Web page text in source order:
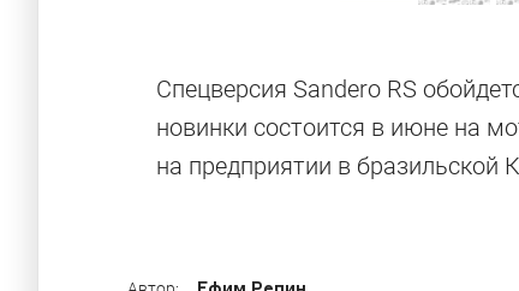
Спецверсия Sandero RS
новинки состоится в июне на
на предприятии в бразильской
Гордость
10 самых выдающихся (на наш взгляд)